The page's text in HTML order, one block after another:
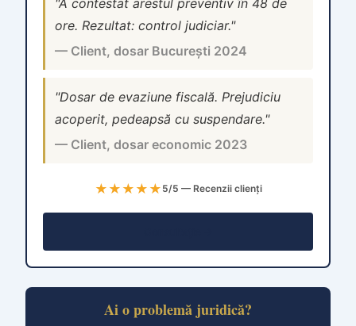
ore. Rezultat: control judiciar."
— Client, dosar București 2024
"Dosar de evaziune fiscală. Prejudiciu
acoperit, pedeapsă cu suspendare."
— Client, dosar economic 2023
★★★★★ 5/5 — Recenzii clienți
Ai o problemă juridică?